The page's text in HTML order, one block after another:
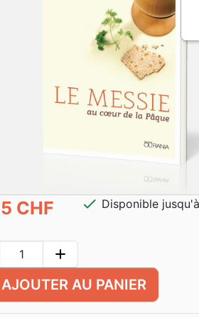
CHF check Disponible
add
AJOUTER AU PANIER